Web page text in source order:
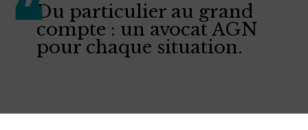
Du particulier au grand
compte : un avocat AGN
pour chaque situation.